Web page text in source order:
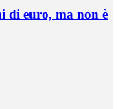
di euro, ma non è